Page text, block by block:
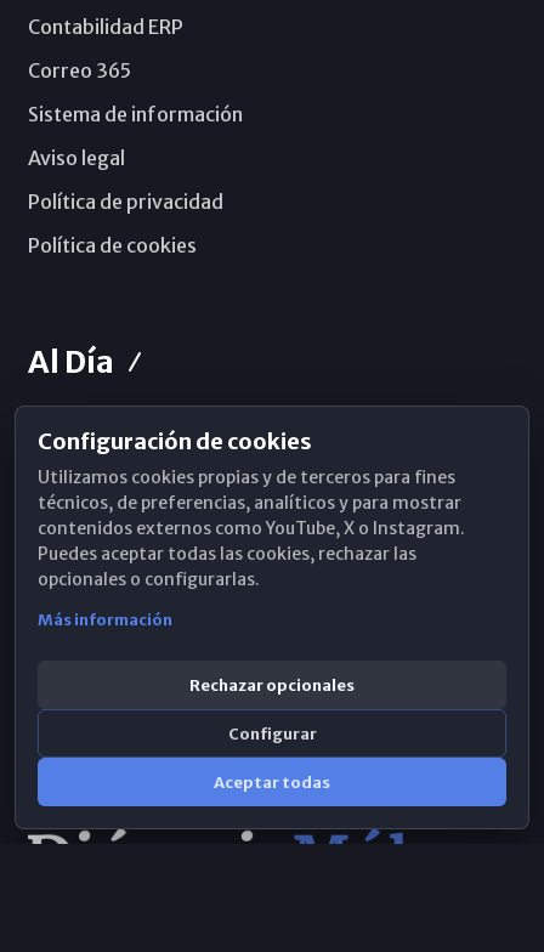
Contabilidad ERP
Correo 365
Sistema de información
Aviso legal
Política de privacidad
Política de cookies
Al Día
Horarios de Misa
Hemeroteca
WhatsApp
Configuración de cookies
Utilizamos cookies propias y de terceros para fines
técnicos, de preferencias, analíticos y para mostrar
contenidos externos como YouTube, X o Instagram.
Puedes aceptar todas las cookies, rechazar las
opcionales o configurarlas.
Más información
Rechazar opcionales
Configurar
Aceptar todas